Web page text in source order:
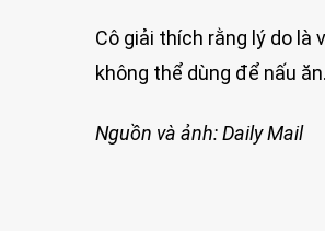
Cô giải thích rằng lý do
không thể dùng để nấu ăn.
Nguồn và ảnh: Daily Mail